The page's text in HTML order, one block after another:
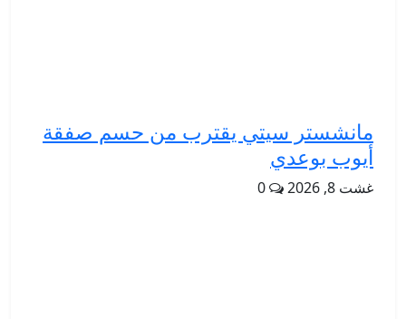
مانشستر سيتي يقترب من حسم صفقة
أيوب بوعدي
غشت 8, 2026 0